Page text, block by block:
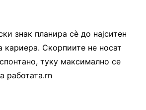
знак планира сè до најситен
кариера. Скорпиите не носат
туку максимално се
работата.rn